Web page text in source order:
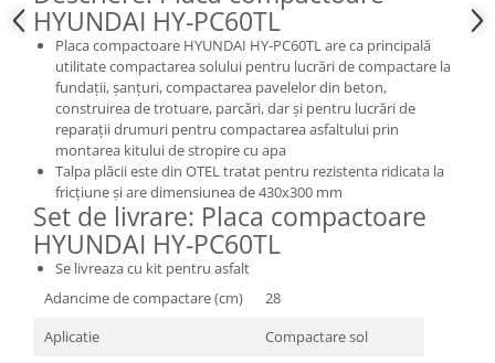
Masini de spalat rufe verticale
Uscatoare de rufe
Masini de spalat vase
Masini de spalat vase incorporabile
Masini de spalat vase
independente
Motoburghiu/Foreza pamant
Pachete Incorporabile
Pirostrii & Arzatoare
Plasa umbrire
Radiatoare
HYUNDAI HY-PC60TL
Placa compactoare HYUNDAI HY-PC60TL are ca principală
utilitate compactarea solului pentru lucrări de compactare la
fundații, șanțuri, compactarea pavelelor din beton,
construirea de trotuare, parcări, dar și pentru lucrări de
reparații drumuri pentru compactarea asfaltului prin
montarea kitului de stropire cu apa
Talpa plăcii este din OTEL tratat pentru rezistenta ridicata la
fricțiune și are dimensiunea de 430x300 mm
Set de livrare: Placa compactoare
HYUNDAI HY-PC60TL
Se livreaza cu kit pentru asfalt
Adancime de compactare (cm)
28
Aplicatie
Compactare sol